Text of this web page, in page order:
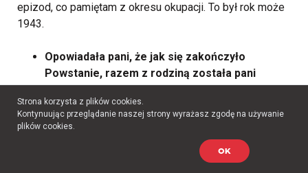
epizod, co pamiętam z okresu okupacji. To był rok może
1943.
Opowiadała pani, że jak się zakończyło
Powstanie, razem z rodziną została pani
zesłana do Pruszkowa. Stamtąd zostaliście
przeniesieni do Świętomarzy. Do kiedy tam
byliście?
Wróciłyśmy do Warszawy na początku marca.
Strona korzysta z plików cookies.
Kontynuując przeglądanie naszej strony wyrażasz zgodę na używanie
plików cookies.
OK